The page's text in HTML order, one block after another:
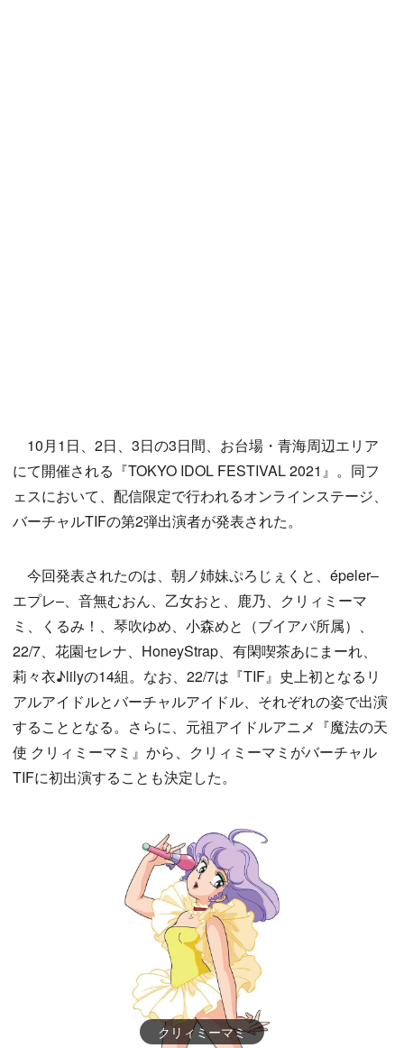
10月1日、2日、3日の3日間、お台場・青海周辺エリア
にて開催される『TOKYO IDOL FESTIVAL 2021』。同フ
ェスにおいて、配信限定で行われるオンラインステージ、
バーチャルTIFの第2弾出演者が発表された。
今回発表されたのは、朝ノ姉妹ぷろじぇくと、épeler–
エプレ–、音無むおん、乙女おと、鹿乃、クリィミーマ
ミ、くるみ！、琴吹ゆめ、小森めと（ブイアパ所属）、
22/7、花園セレナ、HoneyStrap、有閑喫茶あにまーれ、
莉々衣♪lilyの14組。なお、22/7は『TIF』史上初となるリ
アルアイドルとバーチャルアイドル、それぞれの姿で出演
することとなる。さらに、元祖アイドルアニメ『魔法の天
使 クリィミーマミ』から、クリィミーマミがバーチャル
TIFに初出演することも決定した。
クリィミーマミ